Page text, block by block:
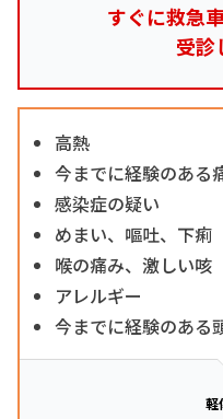
すぐに救急
受診
高熱
今までに経験のある
感染症の疑い
めまい、嘔吐、下痢
喉の痛み、激しい咳
アレルギー
今までに経験のある
軽